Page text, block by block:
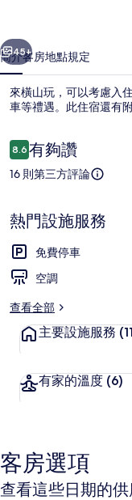
個 下一個
45+
簡介客房地點規定
來橫山玩，可以考慮入
車等禮遇。此住宿還有
評
論
8.68.6 分，滿分 10 分，
有夠讚
16 則第三方評論
熱門設施服務
免費停車
空調
查看全部
主要設施服務
有家的溫度 (6)
客房選項
查看這些日期的